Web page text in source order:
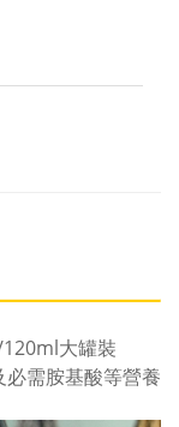
大罐裝
需胺基酸等營養